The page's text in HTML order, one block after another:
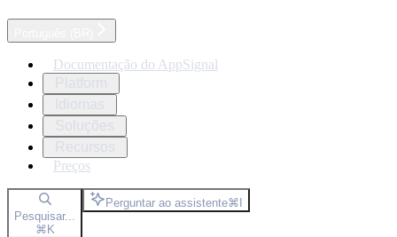
Documentação do AppSignal
Preços
Pesquisar...
⌘K
Perguntar ao assistente⌘I